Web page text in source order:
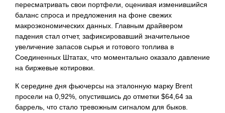
пересматривать свои портфели, оценивая изменившийся
баланс спроса и предложения на фоне свежих
макроэкономических данных. Главным драйвером
падения стал отчет, зафиксировавший значительное
увеличение запасов сырья и готового топлива в
Соединенных Штатах, что моментально оказало давление
на биржевые котировки.
К середине дня фьючерсы на эталонную марку Brent
просели на 0,92%, опустившись до отметки $64,64 за
баррель, что стало тревожным сигналом для быков.